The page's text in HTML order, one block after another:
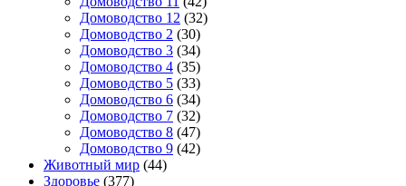
Домоводство 12 (32)
Домоводство 2 (30)
Домоводство 3 (34)
Домоводство 4 (35)
Домоводство 5 (33)
Домоводство 6 (34)
Домоводство 7 (32)
Домоводство 8 (47)
Домоводство 9 (42)
Животный мир (44)
Здоровье (377)